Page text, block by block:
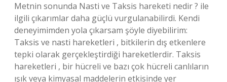
Metnin sonunda Nasti ve Taksis hareketi nedir ? ile
ilgili çıkarımlar daha güçlü vurgulanabilirdi. Kendi
deneyimimden yola çıkarsam şöyle diyebilirim:
Taksis ve nasti hareketleri , bitkilerin dış etkenlere
tepki olarak gerçekleştirdiği hareketlerdir. Taksis
hareketleri , bir hücreli ve bazı çok hücreli canlıların
ışık veya kimyasal maddelerin etkisinde yer